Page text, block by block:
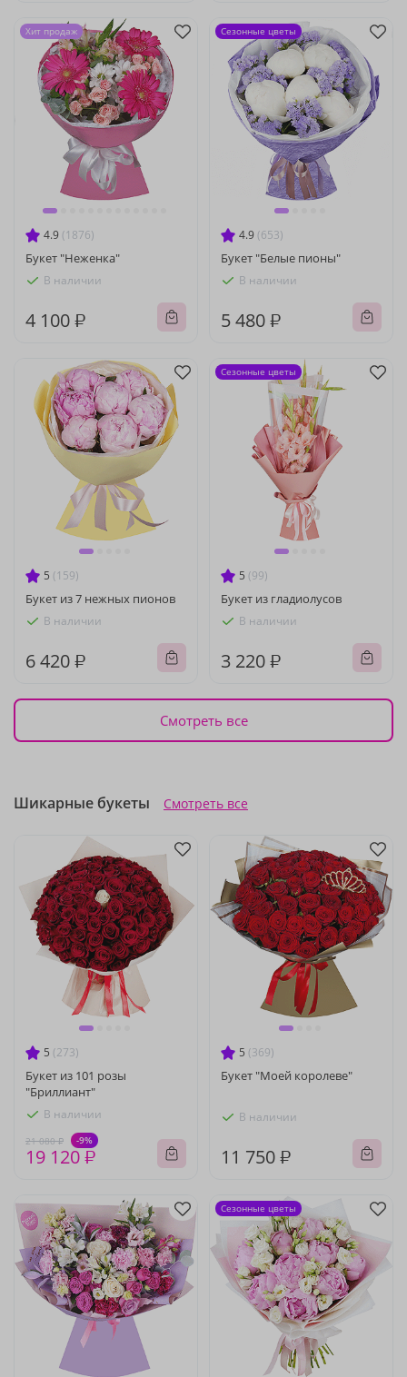
4.9 (1876)
Букет "Неженка"
В наличии
4 100 ₽
Хит продаж
4.9 (653)
Букет "Белые пионы"
В наличии
5 480 ₽
Сезонные цветы
5 (159)
Букет из 7 нежных пионов
В наличии
6 420 ₽
5 (99)
Букет из гладиолусов
В наличии
3 220 ₽
Сезонные цветы
Смотреть все
Шикарные букеты Смотреть все
5 (273)
Букет из 101 розы
"Бриллиант"
В наличии
21 080 ₽ -9%
19 120 ₽
5 (369)
Букет "Моей королеве"
В наличии
11 750 ₽
Сезонные цветы